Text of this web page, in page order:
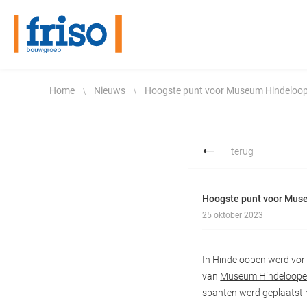
Woningbouw
De betrokken bouwer
Home Nieuws Hoogste punt voor Museum
terug
Hoogste punt voor
25 oktober 2023
In Hindeloopen werd
van Museum
spanten werd geplaatst